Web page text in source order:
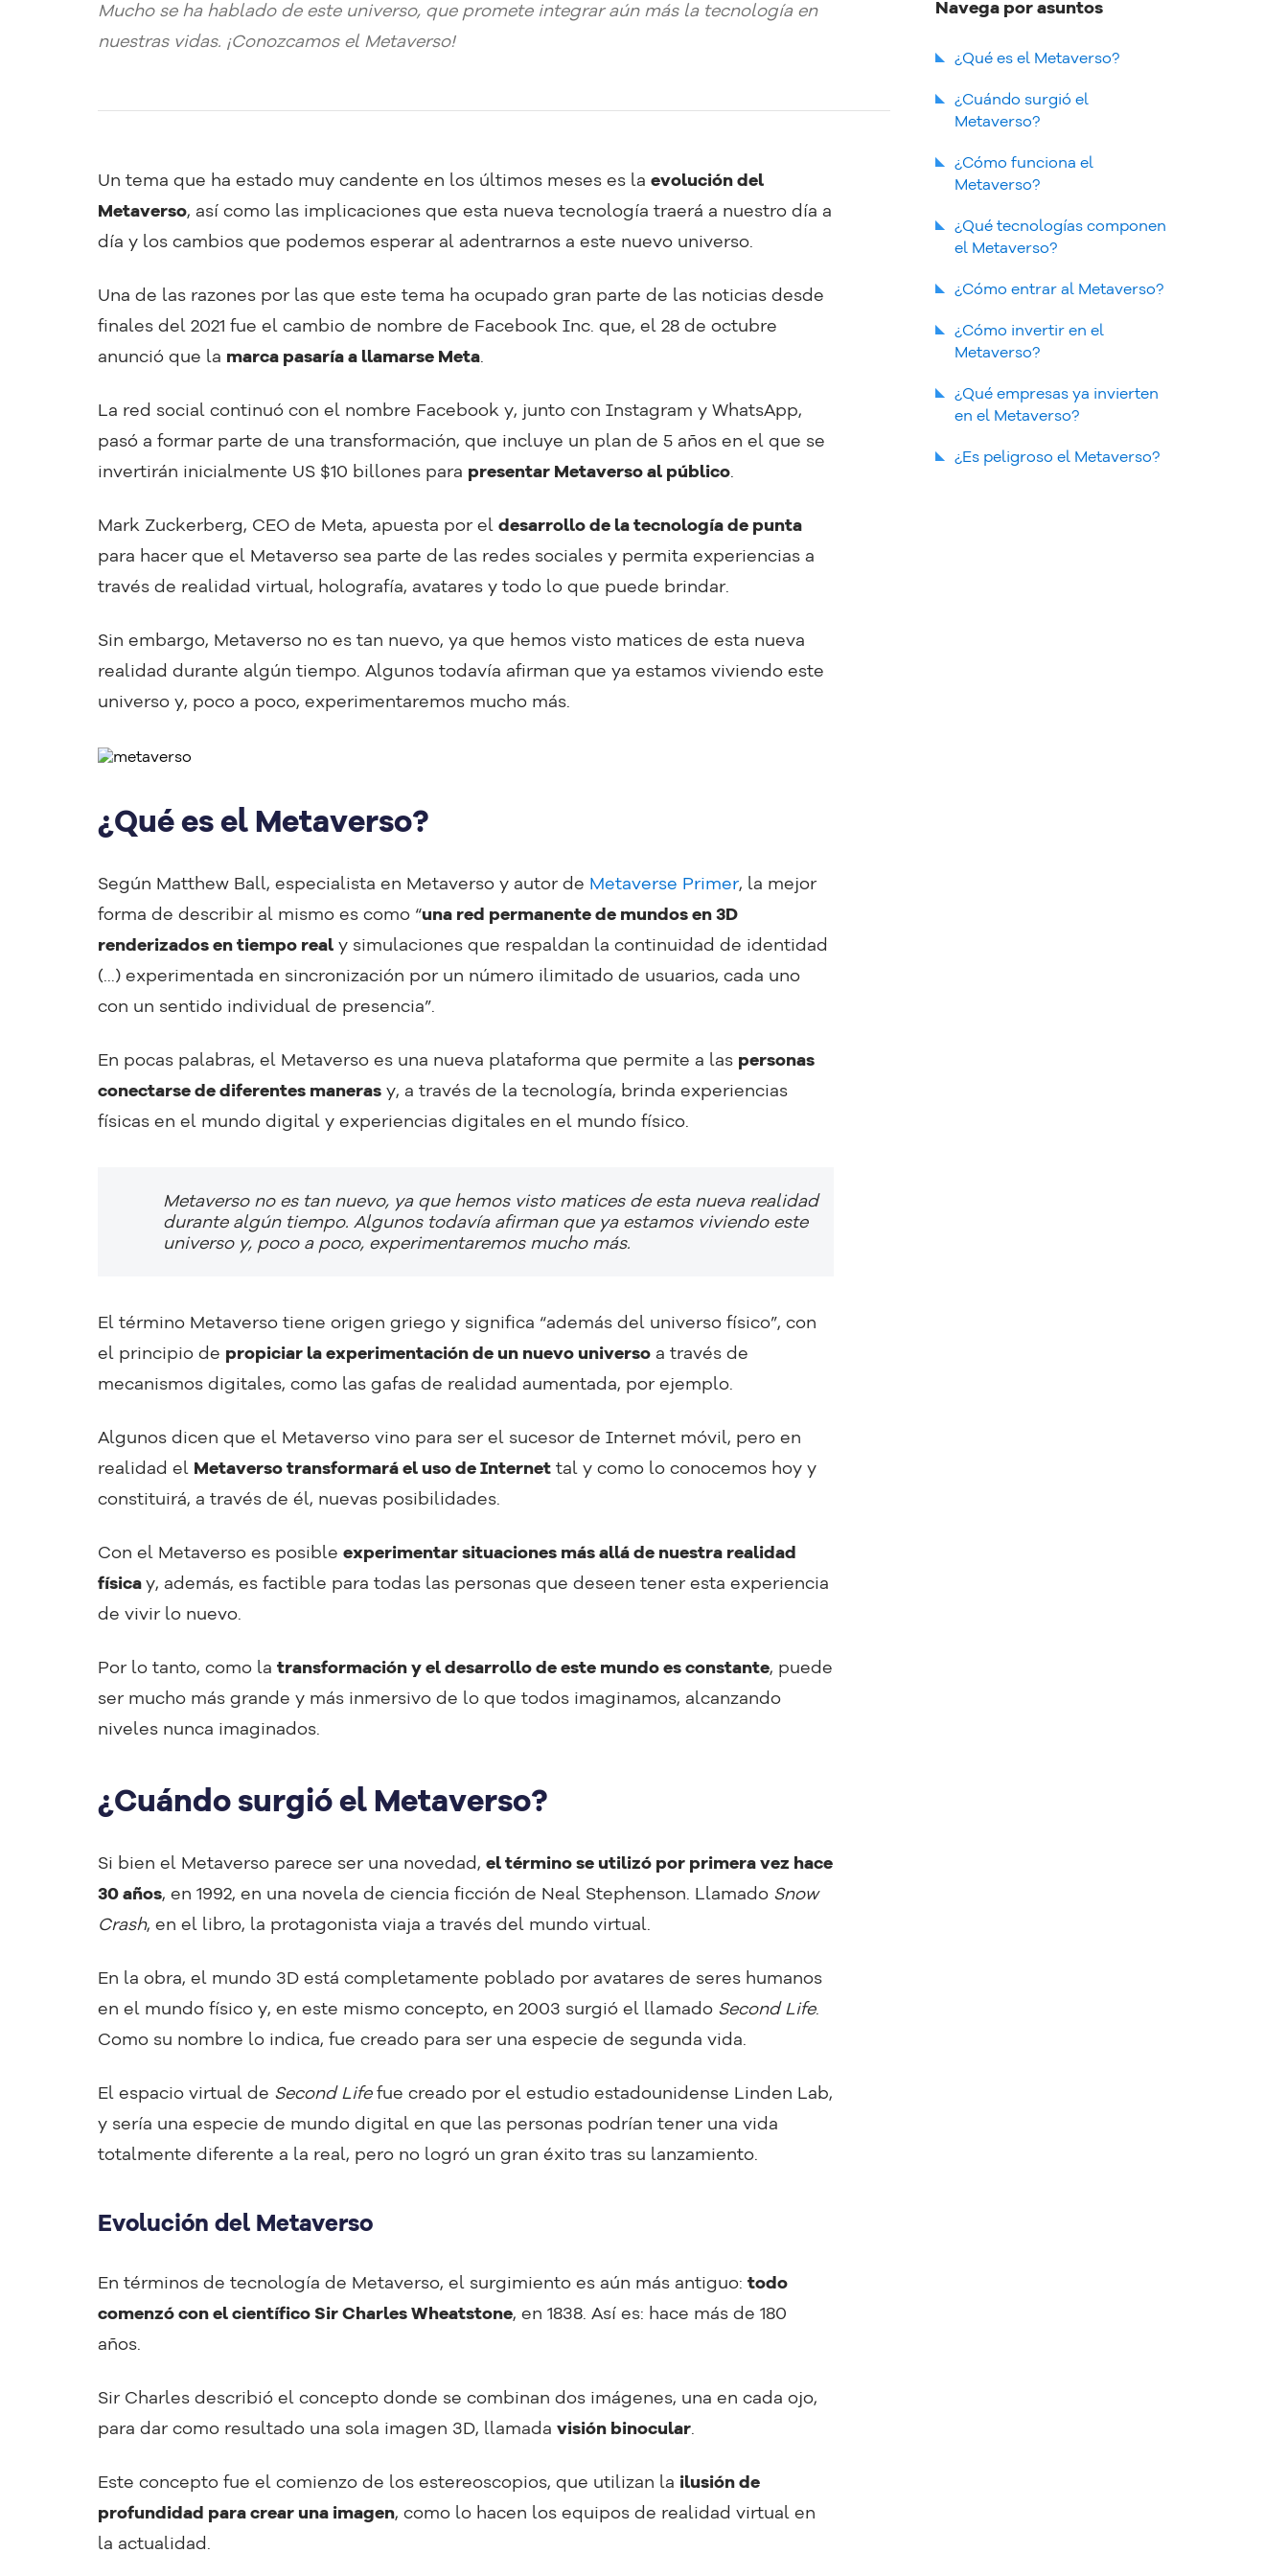
Mucho se ha hablado de este universo, que promete integrar aún más la tecnología en
nuestras vidas. ¡Conozcamos el Metaverso!
Un tema que ha estado muy candente en los últimos meses es la evolución del
Metaverso, así como las implicaciones que esta nueva tecnología traerá a nuestro día a
día y los cambios que podemos esperar al adentrarnos a este nuevo universo.
Una de las razones por las que este tema ha ocupado gran parte de las noticias desde
finales del 2021 fue el cambio de nombre de Facebook Inc. que, el 28 de octubre
anunció que la marca pasaría a llamarse Meta.
La red social continuó con el nombre Facebook y, junto con Instagram y WhatsApp,
pasó a formar parte de una transformación, que incluye un plan de 5 años en el que se
invertirán inicialmente US $10 billones para presentar Metaverso al público.
Mark Zuckerberg, CEO de Meta, apuesta por el desarrollo de la tecnología de punta
para hacer que el Metaverso sea parte de las redes sociales y permita experiencias a
través de realidad virtual, holografía, avatares y todo lo que puede brindar.
Sin embargo, Metaverso no es tan nuevo, ya que hemos visto matices de esta nueva
realidad durante algún tiempo. Algunos todavía afirman que ya estamos viviendo este
universo y, poco a poco, experimentaremos mucho más.
¿Qué es el Metaverso?
Según Matthew Ball, especialista en Metaverso y autor de Metaverse Primer, la mejor
forma de describir al mismo es como “una red permanente de mundos en 3D
renderizados en tiempo real y simulaciones que respaldan la continuidad de identidad
(…) experimentada en sincronización por un número ilimitado de usuarios, cada uno
con un sentido individual de presencia”.
En pocas palabras, el Metaverso es una nueva plataforma que permite a las personas
conectarse de diferentes maneras y, a través de la tecnología, brinda experiencias
físicas en el mundo digital y experiencias digitales en el mundo físico.
Metaverso no es tan nuevo, ya que hemos visto matices de esta nueva realidad
durante algún tiempo. Algunos todavía afirman que ya estamos viviendo este
universo y, poco a poco, experimentaremos mucho más.
El término Metaverso tiene origen griego y significa “además del universo físico”, con
el principio de propiciar la experimentación de un nuevo universo a través de
mecanismos digitales, como las gafas de realidad aumentada, por ejemplo.
Algunos dicen que el Metaverso vino para ser el sucesor de Internet móvil, pero en
realidad el Metaverso transformará el uso de Internet tal y como lo conocemos hoy y
constituirá, a través de él, nuevas posibilidades.
Con el Metaverso es posible experimentar situaciones más allá de nuestra realidad
físicay, además, es factible para todas las personas que deseen tener esta experiencia
de vivir lo nuevo.
Por lo tanto, como la transformación y el desarrollo de este mundo es constante, puede
ser mucho más grande y más inmersivo de lo que todos imaginamos, alcanzando
niveles nunca imaginados.
¿Cuándo surgió el Metaverso?
Si bien el Metaverso parece ser una novedad, el término se utilizó por primera vez hace
30 años, en 1992, en una novela de ciencia ficción de Neal Stephenson. Llamado Snow
Crash, en el libro, la protagonista viaja a través del mundo virtual.
En la obra, el mundo 3D está completamente poblado por avatares de seres humanos
en el mundo físico y, en este mismo concepto, en 2003 surgió el llamado Second Life.
Como su nombre lo indica, fue creado para ser una especie de segunda vida.
El espacio virtual de Second Lifefue creado por el estudio estadounidense Linden Lab,
y sería una especie de mundo digital en que las personas podrían tener una vida
totalmente diferente a la real, pero no logró un gran éxito tras su lanzamiento.
Evolución del Metaverso
En términos de tecnología de Metaverso, el surgimiento es aún más antiguo: todo
comenzó con el científico Sir Charles Wheatstone, en 1838. Así es: hace más de 180
años.
Sir Charles describió el concepto donde se combinan dos imágenes, una en cada ojo,
para dar como resultado una sola imagen 3D, llamada visión binocular.
Este concepto fue el comienzo de los estereoscopios, que utilizan la ilusión de
profundidad para crear una imagen, como lo hacen los equipos de realidad virtual en
la actualidad.
Navega por asuntos
¿Qué es el Metaverso?
¿Cuándo surgió el
Metaverso?
Evolución del Metaverso
¿Cómo funciona el
Metaverso?
¿Qué tecnologías componen
el Metaverso?
Realidad Virtual
NFT
Blockchain
¿Cómo entrar al Metaverso?
¿Cómo invertir en el
Metaverso?
¿Qué empresas ya invierten
en el Metaverso?
¿Es peligroso el Metaverso?